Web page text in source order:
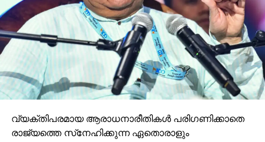
വ്യക്തിപരമായ ആരാധനാരീതികള്‍ പരിഗണിക്കാതെ
രാജ്യത്തെ സ്‌നേഹിക്കുന്ന ഏതൊരാളും